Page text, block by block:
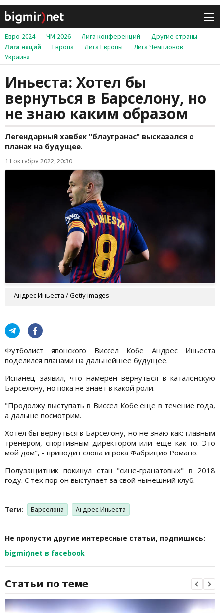
Евро-2024 ЧМ-2026 Лига конференций
Другие страны
Лига наций
Европа Лига Европы
Лига Чемпионов
Украина
Иньеста: Хотел бы
вернуться в Барселону, но
не знаю каким образом
Легендарный хавбек "блаугранас" высказался о
планах на будущее.
11 октября 2022, 20:30
Андрес Иньеста / Getty images
Футболист японского Виссел Кобе Андрес Иньеста
поделился планами на дальнейшее будущее.
Испанец заявил, что намерен вернуться в каталонскую
Барселону, но пока не знает в какой роли.
"Продолжу выступать в Висcел Кобе еще в течение года,
а дальше посмотрим.
Хотел бы вернуться в Барселону, но не знаю как: главным
тренером, спортивным директором или еще как-то. Это
мой дом", - приводит слова игрока Фабрицио Романо.
Полузащитник покинул стан "сине-гранатовых" в 2018
году. С тех пор он выступает за свой нынешний клуб.
Теги: Барселона Андрес Иньеста
Не пропусти другие интересные статьи, подпишись:
bigmir)net в facebook
Статьи по теме